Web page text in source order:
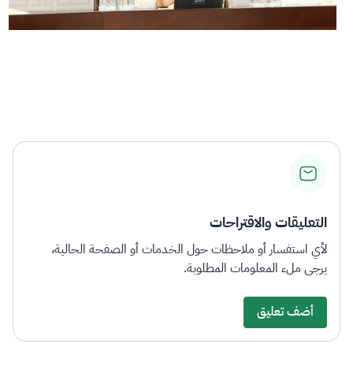
التعليقات والاقتراحات
لأي استفسار أو ملاحظات حول الخدمات أو الصفحة الحالية،
يرجى ملء المعلومات المطلوبة.
أضف تعليق